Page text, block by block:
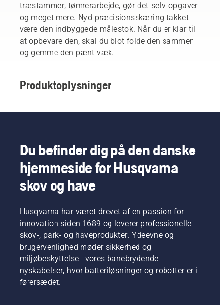
træstammer, tømrerarbejde, gør-det-selv-opgaver
og meget mere. Nyd præcisionsskæring takket
være den indbyggede målestok. Når du er klar til
at opbevare den, skal du blot folde den sammen
og gemme den pænt væk.
Produktoplysninger
Du befinder dig på den danske
hjemmeside for Husqvarna
skov og have
Husqvarna har været drevet af en passion for
innovation siden 1689 og leverer professionelle
skov-, park- og haveprodukter. Ydeevne og
brugervenlighed møder sikkerhed og
miljøbeskyttelse i vores banebrydende
nyskabelser, hvor batteriløsninger og robotter er i
førersædet.